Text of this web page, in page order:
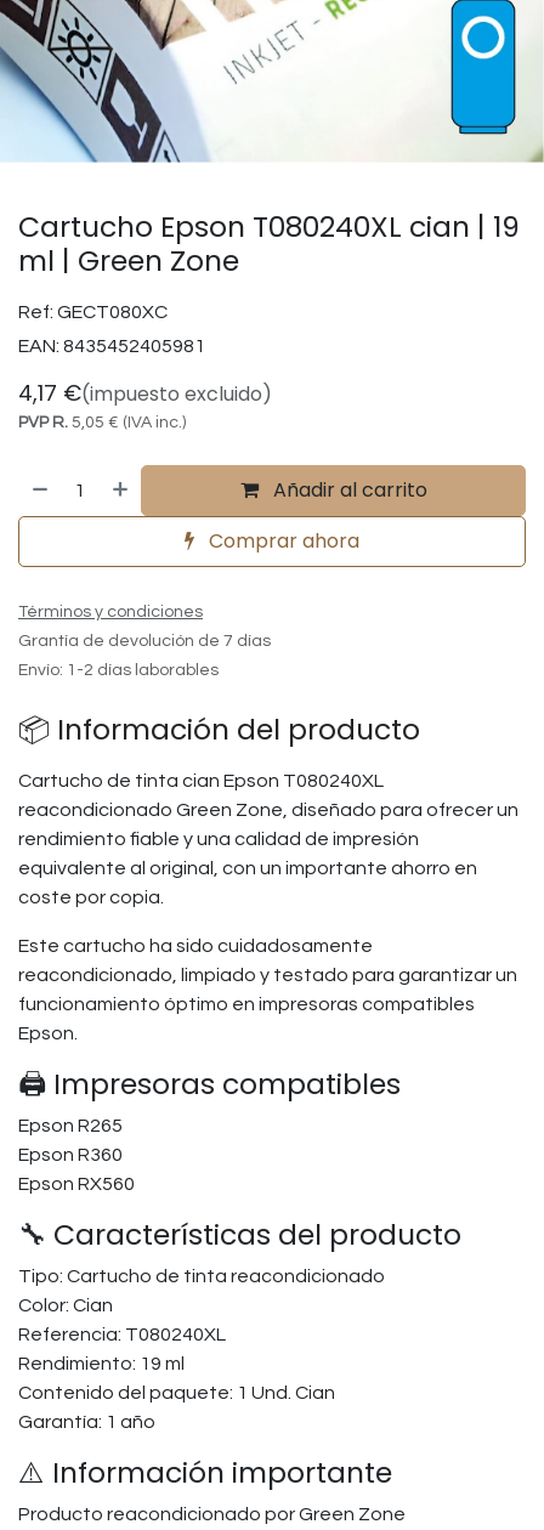
Cartucho Epson T080240XL cian | 19
ml | Green Zone
Ref: GECT080XC
EAN: 8435452405981
4,17 €(impuesto excluido)
PVP R. 5,05 € (IVA inc.)
Añadir al carrito
Comprar ahora
Términos y condiciones
Grantía de devolución de 7 días
Envío: 1-2 días laborables
📦 Información del producto
Cartucho de tinta cian Epson T080240XL
reacondicionado Green Zone, diseñado para ofrecer un
rendimiento fiable y una calidad de impresión
equivalente al original, con un importante ahorro en
coste por copia.
Este cartucho ha sido cuidadosamente
reacondicionado, limpiado y testado para garantizar un
funcionamiento óptimo en impresoras compatibles
Epson.
🖨️ Impresoras compatibles
Epson R265
Epson R360
Epson RX560
🔧 Características del producto
Tipo: Cartucho de tinta reacondicionado
Color: Cian
Referencia: T080240XL
Rendimiento: 19 ml
Contenido del paquete: 1 Und. Cian
Garantía: 1 año
⚠️ Información importante
Producto reacondicionado por Green Zone